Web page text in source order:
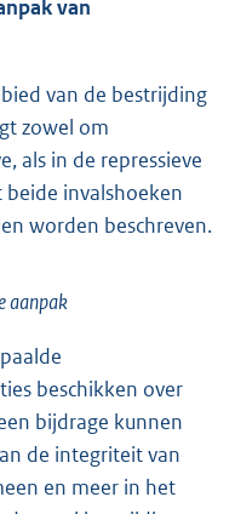
van
van de bestrijding
zowel om
als in de repressieve
beide invalshoeken
worden beschreven.
aanpak
beschikken over
bijdrage kunnen
de integriteit van
en meer in het